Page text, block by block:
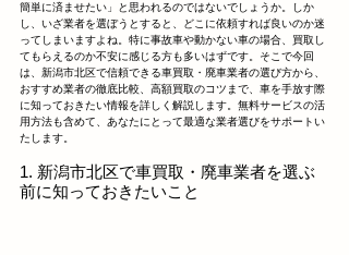
簡単に済ませたい」と思われるのではないでしょうか。しか
し、いざ業者を選ぼうとすると、どこに依頼すれば良いのか迷
ってしまいますよね。特に事故車や動かない車の場合、買取し
てもらえるのか不安に感じる方も多いはずです。そこで今回
は、新潟市北区で信頼できる車買取・廃車業者の選び方から、
おすすめ業者の徹底比較、高額買取のコツまで、車を手放す際
に知っておきたい情報を詳しく解説します。無料サービスの活
用方法も含めて、あなたにとって最適な業者選びをサポートい
たします。
1. 新潟市北区で車買取・廃車業者を選ぶ
前に知っておきたいこと